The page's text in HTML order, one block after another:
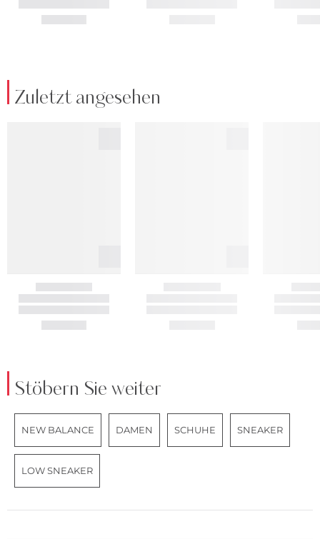
Zuletzt angesehen
Stöbern Sie weiter
NEW BALANCE DAMEN SCHUHE SNEAKER
LOW SNEAKER